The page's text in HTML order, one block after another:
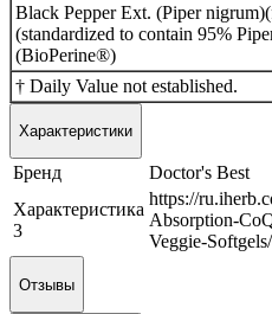
Black Pepper Ext. (Piper
(standardized to contain 95%
(BioPerine®)
† Daily Value not established.
Характеристики
Бренд
Doctor's Best
Характеристика
3
https://
Absorption-
Veggie-
Отзывы